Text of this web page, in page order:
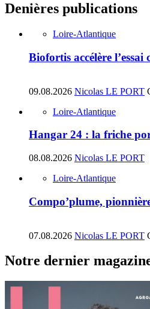
Denières publications
Loire-Atlantique
Biofortis accélère
09.08.2026 Nicolas LE PORT
Loire-Atlantique
Hangar 24 : la friche
08.08.2026 Nicolas LE PORT
Loire-Atlantique
Compo’plume,
07.08.2026 Nicolas LE PORT
Notre dernier